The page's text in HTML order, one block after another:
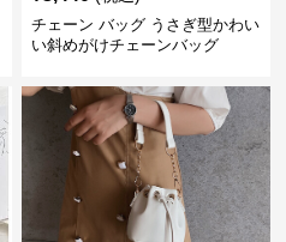
チェーン バッグ うさぎ型かわい
い斜めがけチェーンバッグ